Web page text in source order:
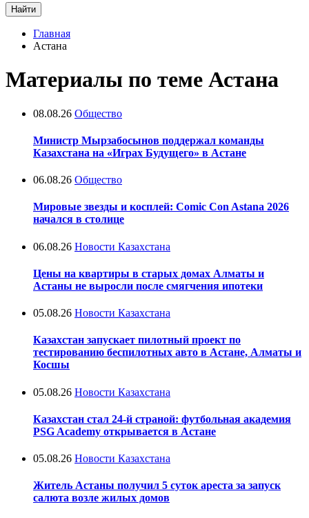
Найти
Главная
Астана
Материалы по теме Астана
08.08.26 Общество
Министр Мырзабосынов поддержал команды
Казахстана на «Играх Будущего» в Астане
06.08.26 Общество
Мировые звезды и косплей: Comic Con Astana 2026
начался в столице
06.08.26 Новости Казахстана
Цены на квартиры в старых домах Алматы и
Астаны не выросли после смягчения ипотеки
05.08.26 Новости Казахстана
Казахстан запускает пилотный проект по
тестированию беспилотных авто в Астане, Алматы и
Косшы
05.08.26 Новости Казахстана
Казахстан стал 24-й страной: футбольная академия
PSG Academy открывается в Астане
05.08.26 Новости Казахстана
Житель Астаны получил 5 суток ареста за запуск
салюта возле жилых домов